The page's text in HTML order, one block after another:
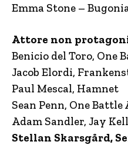
Emma Stone –
Attore non
Benicio del Toro, One
Jacob Elordi,
Paul Mescal, Hamnet
Sean Penn, One
Adam Sandler, Jay
Stellan Skarsgård,